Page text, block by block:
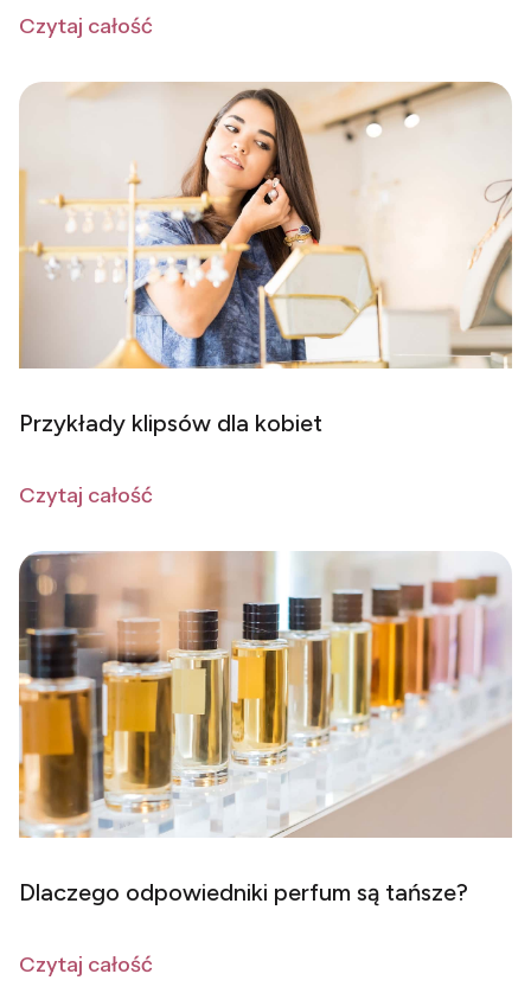
Czytaj całość
Przykłady klipsów dla kobiet
Czytaj całość
Dlaczego odpowiedniki perfum są tańsze?
Czytaj całość